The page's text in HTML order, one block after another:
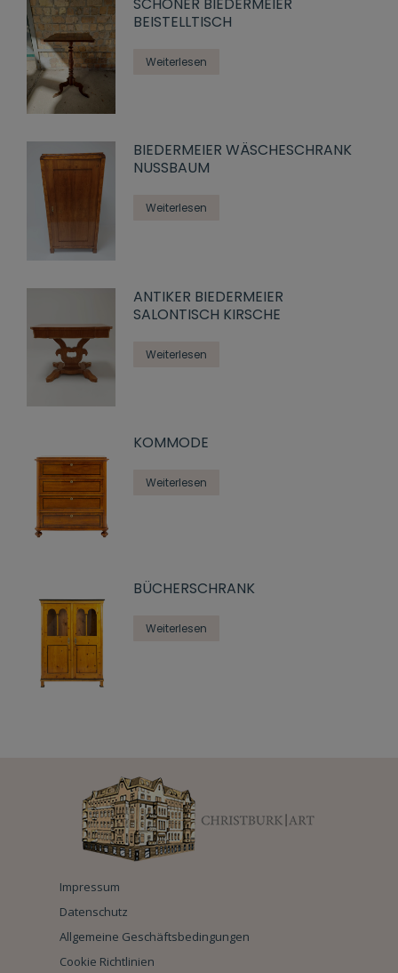
SCHÖNER BIEDERMEIER
BEISTELLTISCH
Weiterlesen
BIEDERMEIER WÄSCHESCHRANK
NUSSBAUM
Weiterlesen
ANTIKER BIEDERMEIER
SALONTISCH KIRSCHE
Weiterlesen
KOMMODE
Weiterlesen
BÜCHERSCHRANK
Weiterlesen
Impressum
Datenschutz
Allgemeine Geschäftsbedingungen
Cookie Richtlinien